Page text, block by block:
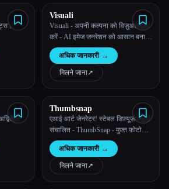
Visuali
Visuali - अपनी कल्पना को विज़ुअलाइज़
करें - AI इमेज जनरेशन को आसान बनाया
गया
अधिक जानकारी →
मिलने जाना↗︎
Thumbsnap
एआई आर्ट जेनरेटर! स्टेबल डिफ़्यूज़न द्वारा
संचालित - ThumbSnap - मुफ़्त फ़ोटो
और वीडियो होस्टिंग
अधिक जानकारी →
मिलने जाना↗︎